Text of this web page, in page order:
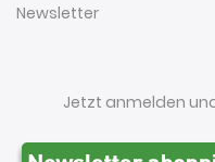
Newsletter
Jetzt anmelden